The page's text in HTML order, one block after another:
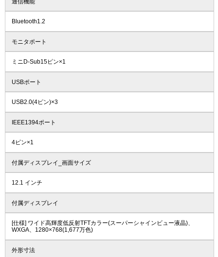
Bluetooth1.2
モニタポート
ミニD-Sub15ピン×1
USBポート
USB2.0(4ピン)×3
IEEE1394ポート
4ピン×1
付属ディスプレイ_画面サイズ
12.1 インチ
付属ディスプレイ
[仕様] ワイド高輝度低反射TFTカラー(スーパーシャインビュー液晶)、
WXGA、1280×768(1,677万色)
外形寸法